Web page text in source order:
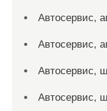
Автосервис,
Автосервис,
Автосервис,
Автосервис,